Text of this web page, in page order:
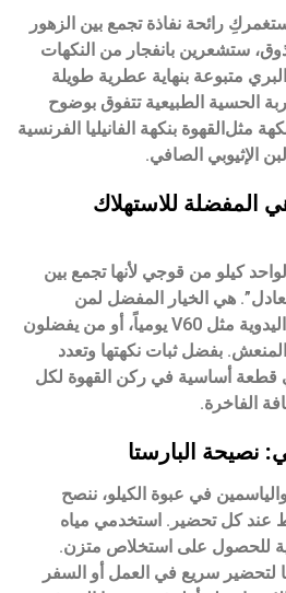
رائحة نفاذة تجمع بين الزهور
ستشعرين بانفجار من النكهات
متبوعة بنهاية عطرية طويلة
الحسية الطبيعية تتفوق بوضوح
مثلالقهوة بنكهة الفانيليا الفرنسية
الإثيوبي الصافي.
المفضلة للاستهلاك
كيلو من قوجي لأنها تجمع بين
هي الخيار المفضل لمن
يستخدمون أدوات الترشيح اليدوية مثل V60 يومياً، أو من يفضلون
بفضل ثبات نكهتها وتعدد
قطعة أساسية في ركن القهوة لكل
الفاخرة.
نصيحة البارستا
في عبوة الكيلو، ننصح
عند كل تحضير. استخدمي مياه
للحصول على استخلاص متزن.
لتحضير سريع في العمل أو السفر